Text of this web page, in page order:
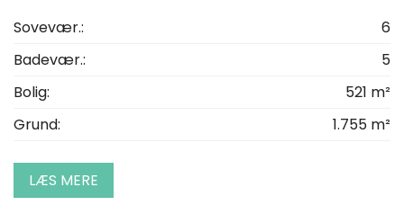
Sovevær.:
6
Badevær.:
5
Bolig:
521 m²
Grund:
1.755 m²
LÆS MERE